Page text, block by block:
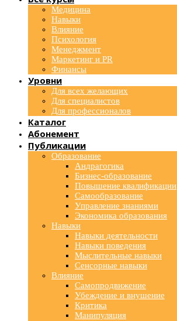
Медицина
Навыки
Влияние
Психология
Менеджмент
Маркетинг и PR
Финансы
Уровни
Для всех желающих
Для специалистов
Для профессионалов
Каталог
Абонемент
Публикации
Образование
Андрагогика
Бизнес-образование
Повышение квалификации
Самообразование
Управление знаниями
Экономика образования
Навыки
Навыки деятельности
Навыки поведения
Мыслительные навыки
Сенсорные навыки
Влияние
Самопродвижение
Убеждение и внушение
Критика
Манипуляция